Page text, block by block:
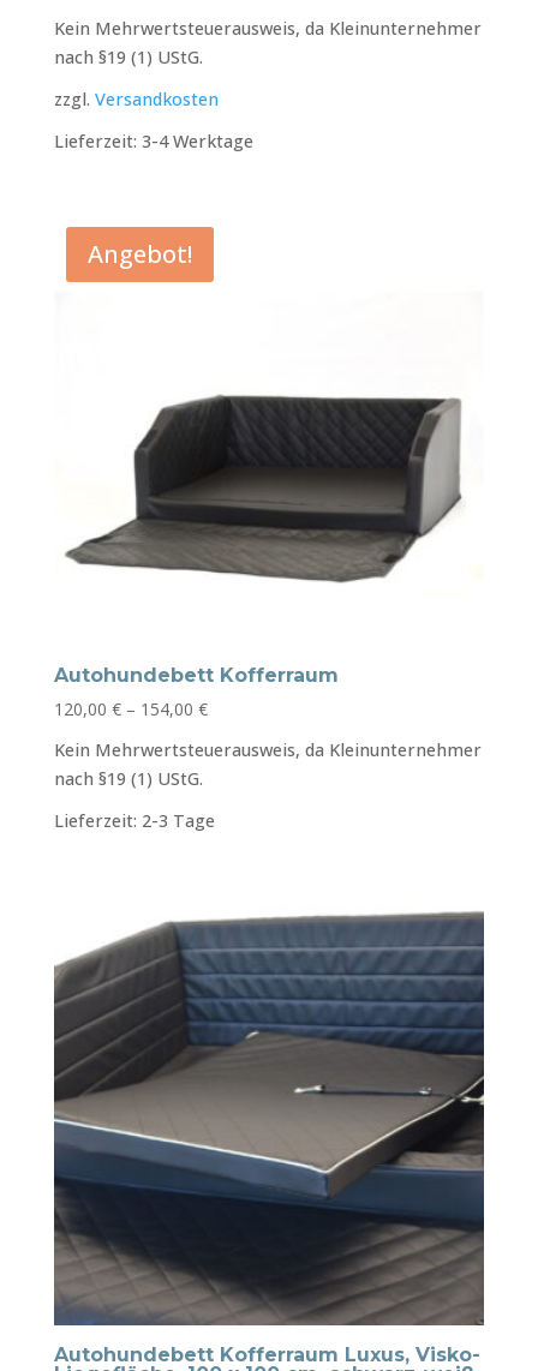
Kein Mehrwertsteuerausweis, da Kleinunternehmer
nach §19 (1) UStG.
zzgl. Versandkosten
Lieferzeit: 3-4 Werktage
Angebot!
Autohundebett Kofferraum
120,00 €– 154,00 €
Kein Mehrwertsteuerausweis, da Kleinunternehmer
nach §19 (1) UStG.
Lieferzeit: 2-3 Tage
Autohundebett Kofferraum Luxus, Visko-